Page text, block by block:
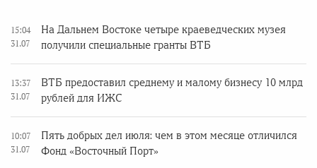
15:04
31.07
На Дальнем Востоке четыре краеведческих музея
получили специальные гранты ВТБ
13:37
31.07
ВТБ предоставил среднему и малому бизнесу 10 млрд
рублей для ИЖС
10:07
31.07
Пять добрых дел июля: чем в этом месяце отличился
Фонд «Восточный Порт»